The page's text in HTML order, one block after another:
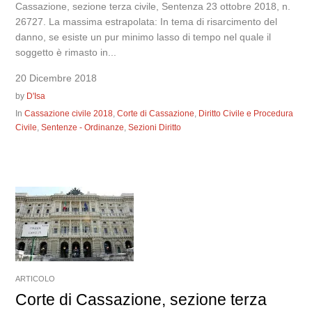
Cassazione, sezione terza civile, Sentenza 23 ottobre 2018, n.
26727. La massima estrapolata: In tema di risarcimento del
danno, se esiste un pur minimo lasso di tempo nel quale il
soggetto è rimasto in...
20 Dicembre 2018
by D'Isa
InCassazione civile 2018,Corte di Cassazione, Diritto Civile e Procedura
Civile,Sentenze - Ordinanze,Sezioni Diritto
ARTICOLO
Corte di Cassazione, sezione terza